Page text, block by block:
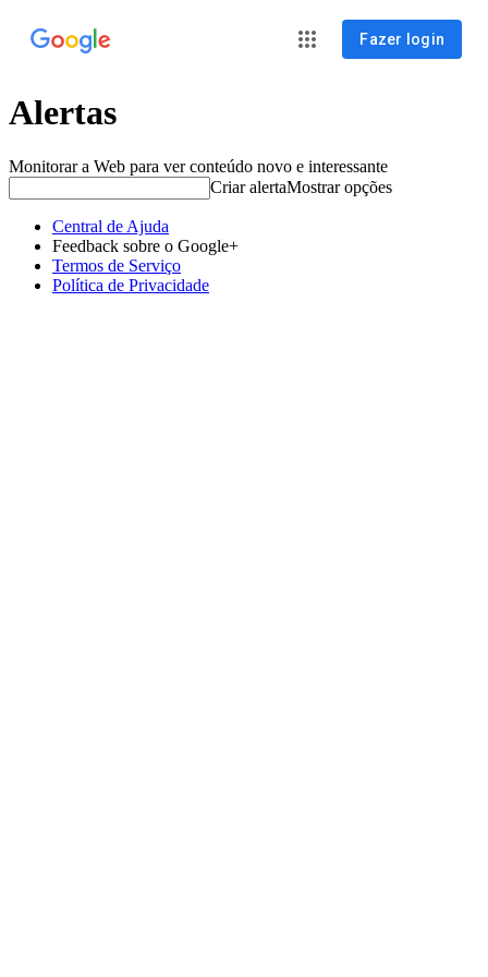
Fazer login
Alertas
Monitorar a Web para ver conteúdo novo e interessante
Criar alertaMostrar opções
Central de Ajuda
Feedback sobre o Google+
Termos de Serviço
Política de Privacidade